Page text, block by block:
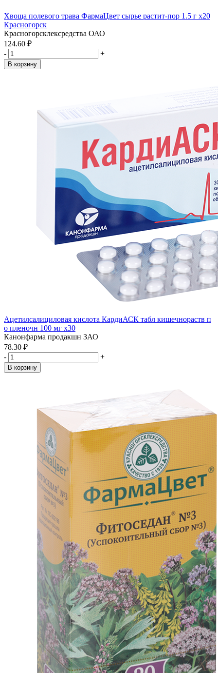
Хвоща полевого трава ФармаЦвет сырье растит-пор 1.5 г x20
Красногорск
Красногорсклексредства ОАО
124.60 ₽
-
+
В корзину
Ацетилсалициловая кислота КардиАСК табл кишечнораств п
о пленочн 100 мг x30
Канонфарма продакшн ЗАО
78.30 ₽
-
+
В корзину